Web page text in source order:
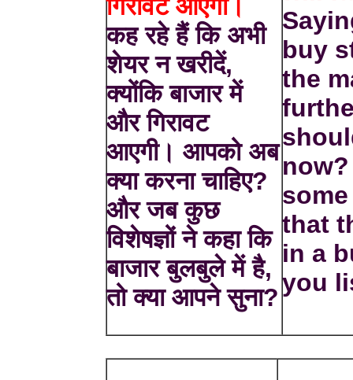
गिरावट आएगी।
कह रहे हैं कि अभी
शेयर न खरीदें,
क्योंकि बाजार में
और गिरावट
आएगी। आपको अब
क्या करना चाहिए?
और जब कुछ
विशेषज्ञों ने कहा कि
बाजार बुलबुले में है,
तो क्या आपने सुना?
buy
the
that
in a
you